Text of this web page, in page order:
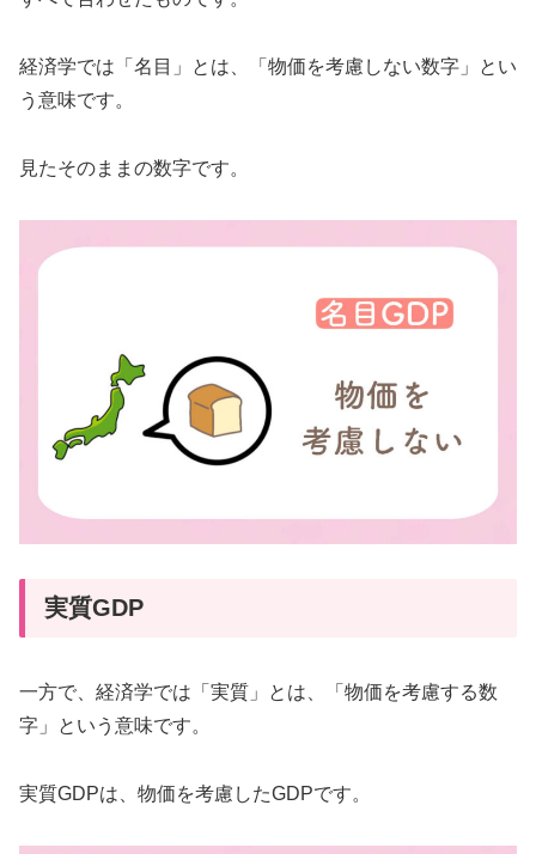
経済学では「名目」とは、「物価を考慮しない数字」とい
う意味です。
見たそのままの数字です。
実質GDP
一方で、経済学では「実質」とは、「物価を考慮する数
字」という意味です。
実質GDPは、物価を考慮したGDPです。